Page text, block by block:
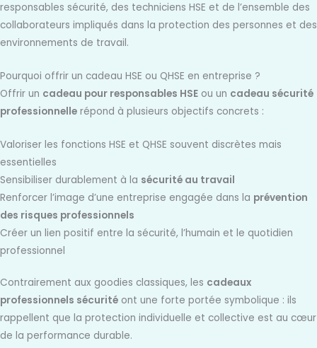
responsables sécurité, des techniciens HSE et de l’ensemble des
collaborateurs impliqués dans la protection des personnes et des
environnements de travail.
Pourquoi offrir un cadeau HSE ou QHSE en entreprise ?
Offrir un cadeau pour responsables HSE ou un cadeau sécurité
professionnelle répond à plusieurs objectifs concrets :
Valoriser les fonctions HSE et QHSE souvent discrètes mais
essentielles
Sensibiliser durablement à la sécurité au travail
Renforcer l’image d’une entreprise engagée dans la prévention
des risques professionnels
Créer un lien positif entre la sécurité, l’humain et le quotidien
professionnel
Contrairement aux goodies classiques, les cadeaux
professionnels sécurité ont une forte portée symbolique : ils
rappellent que la protection individuelle et collective est au cœur
de la performance durable.